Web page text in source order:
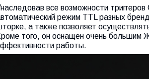
все возможности
режим TTL разных
а также позволяет
того, он оснащен очень большим
работы.